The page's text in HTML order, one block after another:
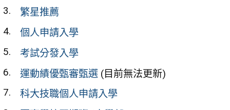
繁星推薦
個人申請入學
考試分發入學
運動績優甄審甄選(目前無法更新)
科大技職個人申請入學